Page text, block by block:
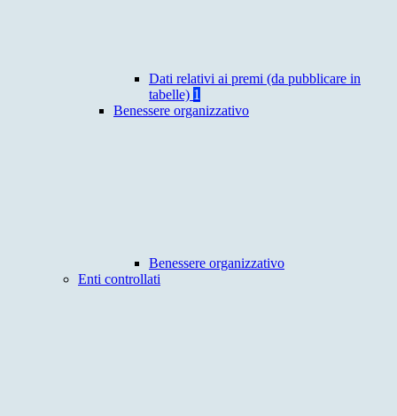
Dati relativi ai premi (da pubblicare in
tabelle) 1
Benessere organizzativo
Benessere organizzativo
Enti controllati